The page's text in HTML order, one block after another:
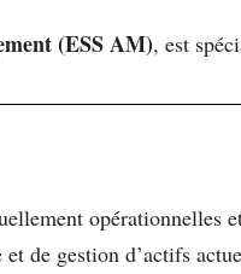
(ESS AM), est
opérationnelles
de gestion d’actifs